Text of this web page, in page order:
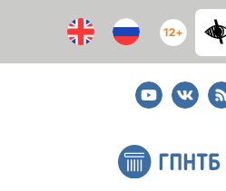
12+
YoutubeВКонтакте